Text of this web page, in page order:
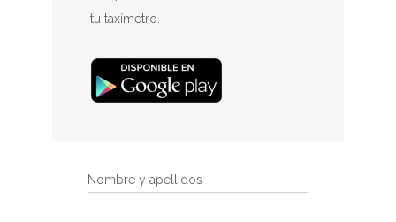
tu taxímetro.
Nombre y apellidos